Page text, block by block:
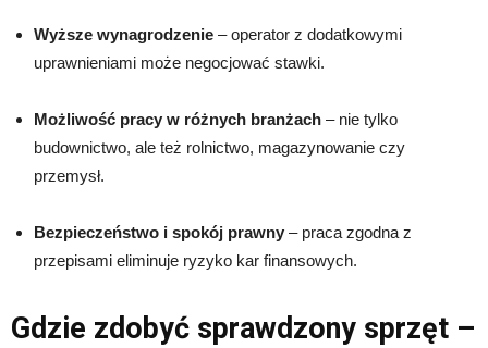
Wyższe wynagrodzenie – operator z dodatkowymi
uprawnieniami może negocjować stawki.
Możliwość pracy w różnych branżach – nie tylko
budownictwo, ale też rolnictwo, magazynowanie czy
przemysł.
Bezpieczeństwo i spokój prawny – praca zgodna z
przepisami eliminuje ryzyko kar finansowych.
Gdzie zdobyć sprawdzony sprzęt –